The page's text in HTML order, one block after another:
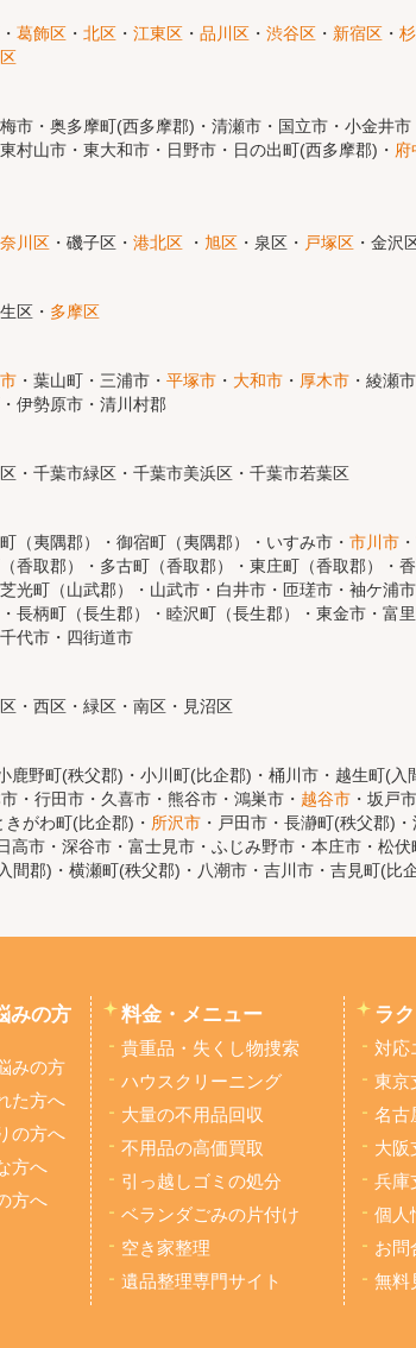
・ 葛飾区 ・ 北区 ・ 江東区 ・ 品川区 ・ 渋谷区 ・ 新宿区 ・
市・奥多摩町(西多摩郡)・清瀬市・国立市・小金井
村山市・東大和市・日野市・日の出町(西多摩郡)・ 府
川区 ・磯子区・ 港北区 ・ 旭区 ・泉区・ 戸塚区 ・金沢
区・ 多摩区
・葉山町・三浦市・ 平塚市 ・ 大和市 ・ 厚木市 ・綾瀬
伊勢原市・清川村郡
・千葉市緑区・千葉市美浜区・千葉市若葉区
（夷隅郡）・御宿町（夷隅郡）・いすみ市・ 市川市 ・
（香取郡）・多古町（香取郡）・東庄町（香取郡）
光町（山武郡）・山武市・白井市・匝瑳市・袖ケ浦
長柄町（長生郡）・睦沢町（長生郡）・東金市・富
代市・四街道市
・西区・緑区・南区・見沼区
野町(秩父郡)・小川町(比企郡)・桶川市・越生町(入
市・行田市・久喜市・熊谷市・鴻巣市・ 越谷市 ・坂戸
がわ町(比企郡)・ 所沢市 ・戸田市・長瀞町(秩父郡)
高市・深谷市・富士見市・ふじみ野市・本庄市・松
間郡)・横瀬町(秩父郡)・八潮市・吉川市・吉見町(比
みの方
みの方
た方へ
の方へ
方へ
方へ
料金・メニュー
貴重品・失くし物捜索
ハウスクリーニング
大量の不用品回収
不用品の高価買取
引っ越しゴミの処分
ベランダごみの片付け
空き家整理
遺品整理専門サイト
ラ
対応
東京
名古
大阪
兵庫
個人
お問
無料